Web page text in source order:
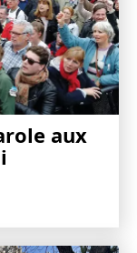
aux